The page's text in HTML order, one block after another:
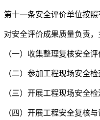
第十一条安全评价单位按照
对安全评价成果质量负责，
（一）收集整理复核安全评
（二）参加工程现场安全
（三）开展工程现场安全
（四）开展工程安全复核